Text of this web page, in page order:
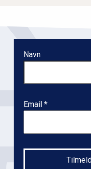
Navn
Email